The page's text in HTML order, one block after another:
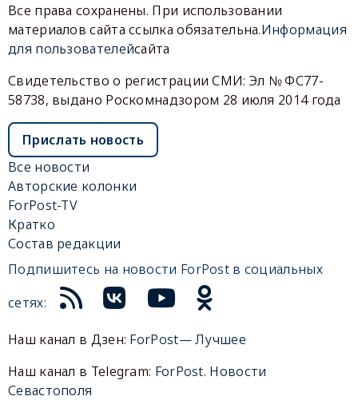
Все права сохранены. При использовании
материалов сайта ссылка обязательна.Информация
для пользователейсайта
Свидетельство о регистрации СМИ: Эл № ФС77-
58738, выдано Роскомнадзором 28 июля 2014 года
Прислать новость
Все новости
Авторские колонки
ForPost-TV
Кратко
Состав редакции
Подпишитесь на новости ForPost в социальных
сетях:
Наш канал в Дзен: ForPost— Лучшее
Наш канал в Telegram: ForPost. Новости
Севастополя